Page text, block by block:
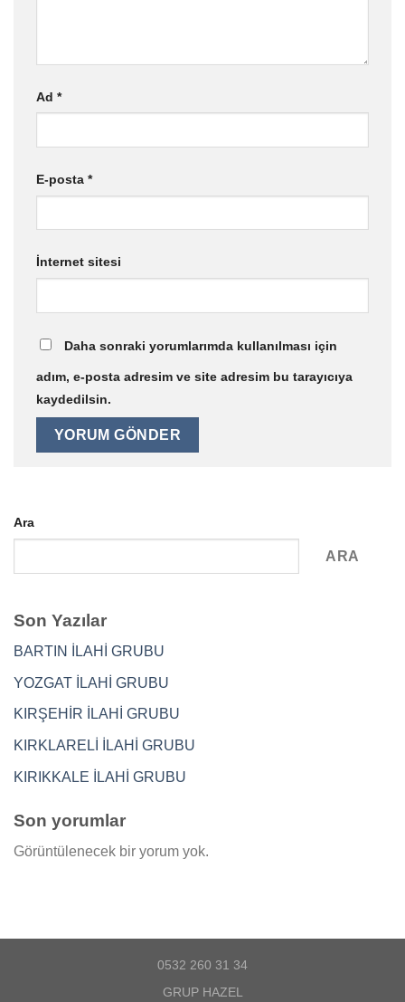
Ad *
E-posta *
İnternet sitesi
Daha sonraki yorumlarımda kullanılması için
adım, e-posta adresim ve site adresim bu tarayıcıya
kaydedilsin.
Ara
ARA
Son Yazılar
BARTIN İLAHİ GRUBU
YOZGAT İLAHİ GRUBU
KIRŞEHİR İLAHİ GRUBU
KIRKLARELİ İLAHİ GRUBU
KIRIKKALE İLAHİ GRUBU
Son yorumlar
Görüntülenecek bir yorum yok.
0532 260 31 34
GRUP HAZEL